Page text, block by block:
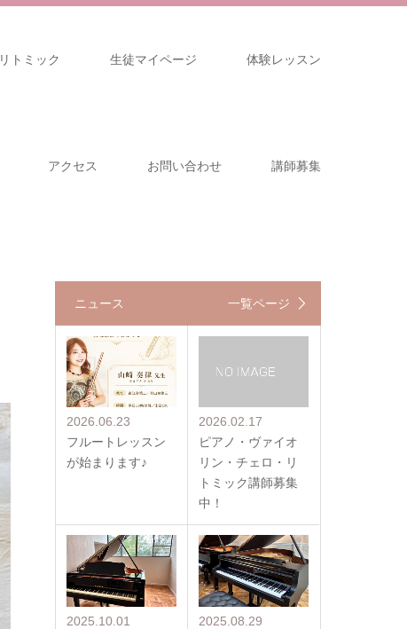
リトミック 生徒マイページ 体験レッスン
アクセス お問い合わせ 講師募集
ニュース 一覧ページ
2026.06.23
フルートレッスン
が始まります♪
2026.02.17
ピアノ・ヴァイオ
リン・チェロ・リ
トミック講師募集
中！
2025.10.01
2025.08.29